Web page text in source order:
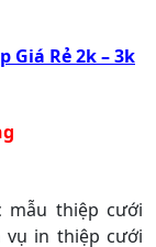
Giá Rẻ 2k – 3k
mẫu thiệp cưới
in thiệp cưới